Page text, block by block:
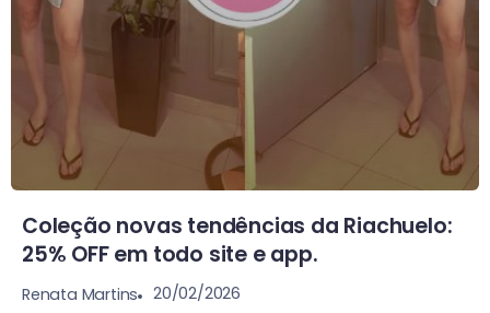
Coleção novas tendências da Riachuelo:
25% OFF em todo site e app.
Renata Martins 20/02/2026